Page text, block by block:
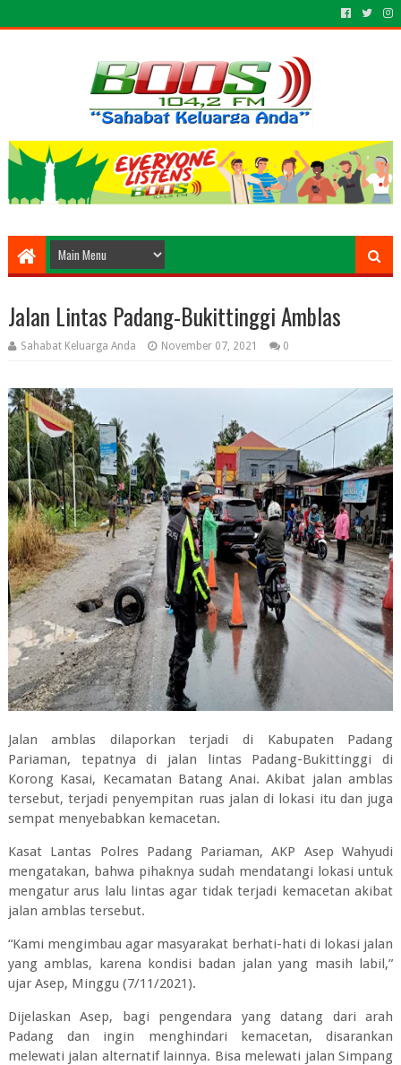
Jalan Lintas Padang-Bukittinggi Amblas
Sahabat Keluarga Anda November 07, 2021 0
Jalan amblas dilaporkan terjadi di Kabupaten Padang
Pariaman, tepatnya di jalan lintas Padang-Bukittinggi di
Korong Kasai, Kecamatan Batang Anai. Akibat jalan amblas
tersebut, terjadi penyempitan ruas jalan di lokasi itu dan juga
sempat menyebabkan kemacetan.
Kasat Lantas Polres Padang Pariaman, AKP Asep Wahyudi
mengatakan, bahwa pihaknya sudah mendatangi lokasi untuk
mengatur arus lalu lintas agar tidak terjadi kemacetan akibat
jalan amblas tersebut.
“Kami mengimbau agar masyarakat berhati-hati di lokasi jalan
yang amblas, karena kondisi badan jalan yang masih labil,”
ujar Asep, Minggu (7/11/2021).
Dijelaskan Asep, bagi pengendara yang datang dari arah
Padang dan ingin menghindari kemacetan, disarankan
melewati jalan alternatif lainnya. Bisa melewati jalan Simpang